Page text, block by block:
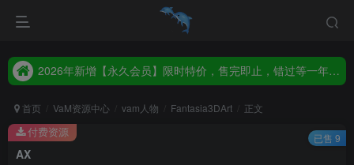
2026年新增【永久会员】限时特价，售完即止，错过等一年！！！
2026年新增【永久会员】限时特价，售完即止，错过等一年！！！
首页 VaM资源中心 vam人物 Fantasia3DArt 正文
AX
付费资源 已售 9